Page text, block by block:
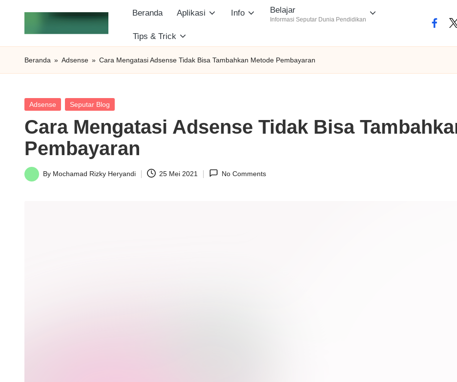
S
e
i
k
o
I
Informasi
dan
Beranda Aplikasi Info Belajar
Informasi Seputar Dunia Pendidikan
Tips & Trick
Beranda » Adsense » Cara Mengatasi Adsense Tidak Bisa Tambahkan Metode Pembayaran
Posted
Adsense Seputar Blog
Cara Mengatasi Adsense Tidak Bisa
Pembayaran
Posted
By Mochamad Rizky Heryandi 25 Mei 2021 No Comments